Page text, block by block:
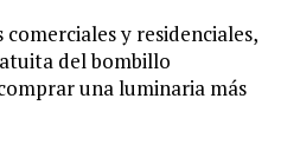
y residenciales,
del bombillo
una luminaria más